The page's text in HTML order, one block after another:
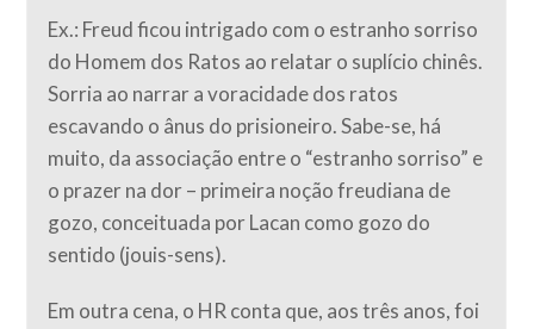
Ex.: Freud ficou intrigado com o estranho sorriso
do Homem dos Ratos ao relatar o suplício chinês.
Sorria ao narrar a voracidade dos ratos
escavando o ânus do prisioneiro. Sabe-se, há
muito, da associação entre o “estranho sorriso” e
o prazer na dor – primeira noção freudiana de
gozo, conceituada por Lacan como gozo do
sentido (jouis-sens).
Em outra cena, o HR conta que, aos três anos, foi